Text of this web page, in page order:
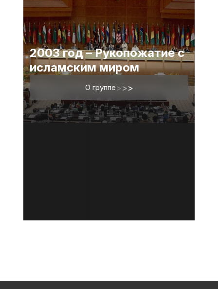
2003 год – Рукопожатие с
исламским миром
О группе>>>